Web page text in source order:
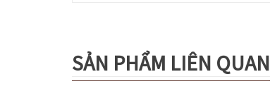
SẢN PHẨM LIÊN QUAN